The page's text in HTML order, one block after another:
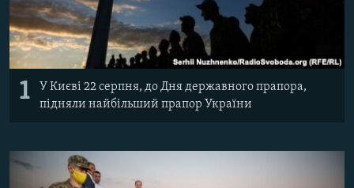
1
У Києві 22 серпня, до Дня державного прапора,
підняли найбільший прапор України